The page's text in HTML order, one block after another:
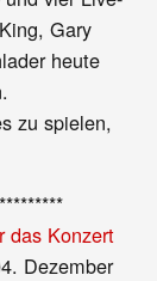
Gary
heute
zu spielen,
das Konzert
Dezember